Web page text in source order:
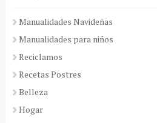
Manualidades Navideñas
Manualidades para niños
Reciclamos
Recetas Postres
Belleza
Hogar